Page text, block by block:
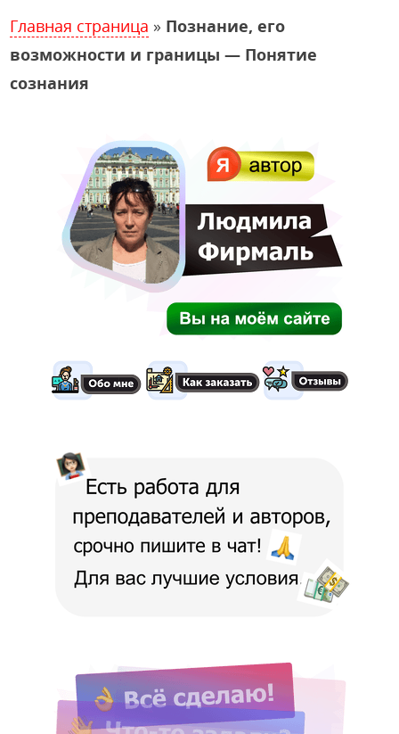
Главная страница » Познание, его
возможности и границы — Понятие
сознания